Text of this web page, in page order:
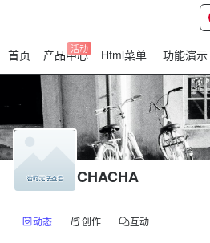
首页 产品中心
活动 Html菜单 功能演示
CHACHA
动态 创作 互动